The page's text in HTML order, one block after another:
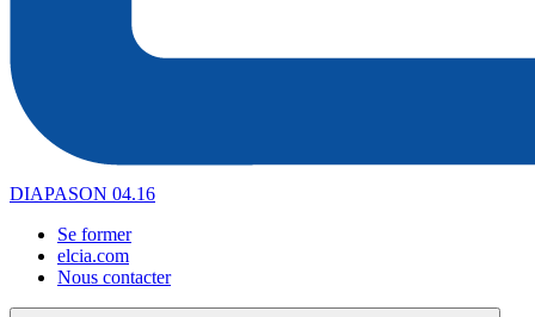
DIAPASON 04.16
Se former
elcia.com
Nous contacter